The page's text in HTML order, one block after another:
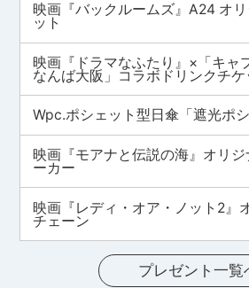
映画『バックルームズ』A24 オ
ット
映画『ドラマなふたり』×「キャ
なんば大阪」コラボドリンクチケ
Wpc.ポシェット型日傘「遮光ポ
映画『モアナと伝説の海』オリ
ーカー
映画『レディ・オア・ノット2』
チェーン
プレゼント一覧